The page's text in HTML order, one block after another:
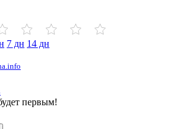
7 дн 14 дн
первым!